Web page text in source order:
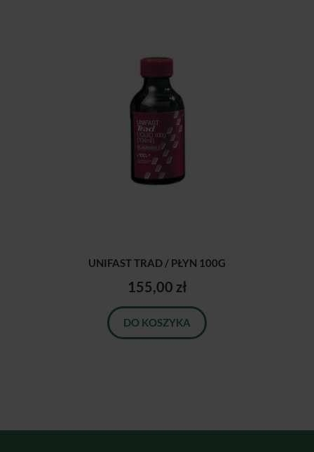
UNIFAST TRAD / PŁYN 100G
155,00 zł
DO KOSZYKA